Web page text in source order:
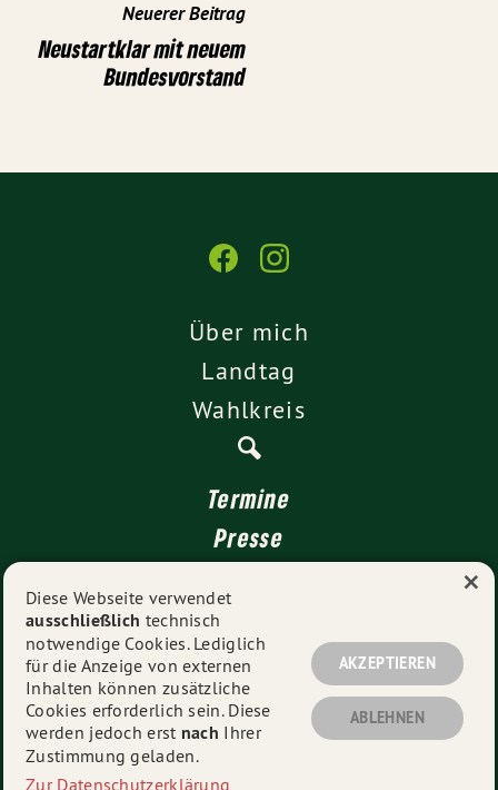
Neuerer Beitrag
Neustartklar mit neuem
Bundesvorstand
Über mich
Landtag
Wahlkreis
Termine
Presse
Impressum
Datenschutz
© 2026 Rüdiger Tonojan - Alle Rechte vorbehalten.
Diese Webseite verwendet
ausschließlich technisch
notwendige Cookies. Lediglich
für die Anzeige von externen
Inhalten können zusätzliche
Cookies erforderlich sein. Diese
werden jedoch erst nach Ihrer
Zustimmung geladen.
Zur Datenschutzerklärung
AKZEPTIEREN
ABLEHNEN
×